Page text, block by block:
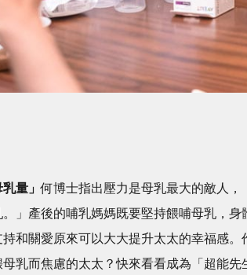
乳量」何博士指出壓力是母乳最大的敵人，
」產後的哺乳媽媽既要堅持餵哺母乳，
和關愛原來可以大大提升太太的幸福感
乳而焦慮的太太？快來看看成為「超能先